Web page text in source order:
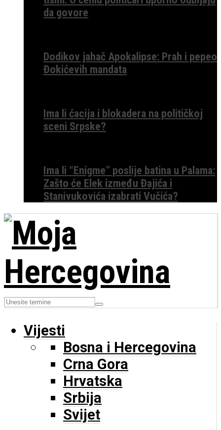
da govore
Dodikov jahač Apokalipse: Prah i pepeo
Đokićevih mandata
Ima li ćacija i blokadera na političkoj
sceni Srpske?
Ima li “Enigme” poslije batina u Palama:
Zašto će Elek između Đajića i
Stanivukovića izabrati Vučića?
Vijesti
Bosna i Hercegovina
Crna Gora
Hrvatska
Srbija
Svijet